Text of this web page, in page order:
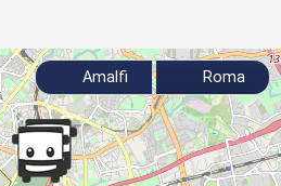
Amalfi Roma